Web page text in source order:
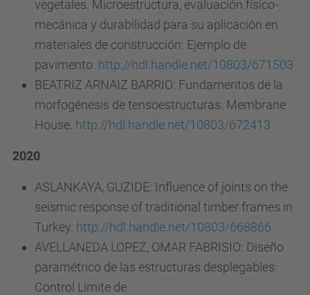
vegetales. Microestructura, evaluación físico-
mecánica y durabilidad para su aplicación en
materiales de construcción: Ejemplo de
pavimento. http://hdl.handle.net/10803/671503
BEATRIZ ARNAIZ BARRIO: Fundamentos de la
morfogénesis de tensoestructuras. Membrane
House. http://hdl.handle.net/10803/672413
2020
ASLANKAYA, GUZIDE: Influence of joints on the
seismic response of traditional timber frames in
Turkey. http://hdl.handle.net/10803/668866
AVELLANEDA LOPEZ, OMAR FABRISIO: Diseño
paramétrico de las estructuras desplegables:
Control Límite de